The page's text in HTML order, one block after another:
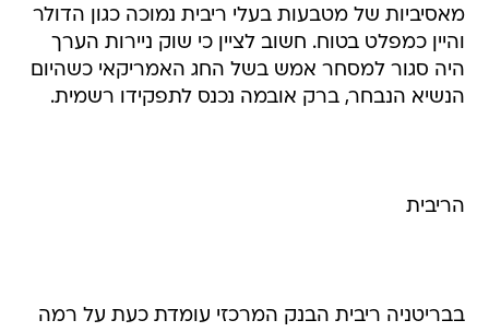
מאסיביות של מטבעות בעלי ריבית נמוכה כגון הדולר
והיין כמפלט בטוח. חשוב לציין כי שוק ניירות הערך
היה סגור למסחר אמש בשל החג האמריקאי כשהיום
הנשיא הנבחר, ברק אובמה נכנס לתפקידו רשמית.
הריבית
בבריטניה ריבית הבנק המרכזי עומדת כעת על רמה